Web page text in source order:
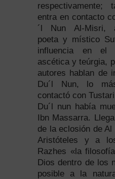
respectivamente;
entra en contacto
´l Nun Al-Misri,
poeta y místico
influencia en el
ascética y teúrgia,
autores hablan de
Du´l Nun, lo
contactó con
Du´l nun había
Ibn Massarra.
de la eclosión de
Aristóteles y a
Razhes «la
Dios dentro de los
posible a la